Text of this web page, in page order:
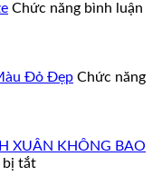
Chức năng bình luận
Đỏ Đẹp Chức năng
XUÂN KHÔNG BAO
bị tắtở